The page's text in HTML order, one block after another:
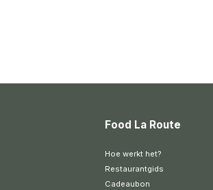
Food La Route
Hoe werkt het?
Restaurantgids
Cadeaubon